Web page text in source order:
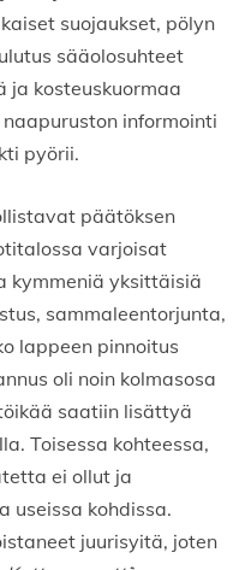
suojaukset, pölyn
sääolosuhteet
ja kosteuskuormaa
informointi
pyörii.
päätöksen
varjoisat
kymmeniä yksittäisiä
sammaleentorjunta,
lappeen pinnoitus
oli noin kolmasosa
saatiin lisättyä
Toisessa kohteessa,
ei ollut ja
useissa kohdissa.
juurisyitä, joten